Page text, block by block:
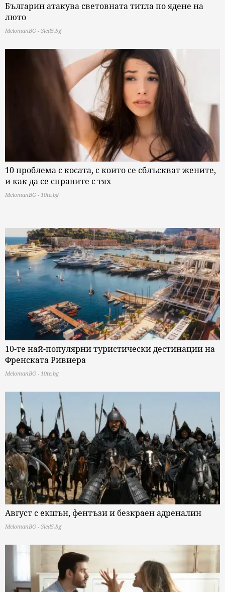
Българин атакува световната титла по ядене на
люто
MelomanBG - Sled5.bg
10 проблема с косата, с които се сблъскват жените,
и как да се справите с тях
MelomanBG - 10te.bg
10-те най-популярни туристически дестинации на
Френската Ривиера
MelomanBG - 10te.bg
Август с екшън, фентъзи и безкраен адреналин
MelomanBG - Sled5.bg